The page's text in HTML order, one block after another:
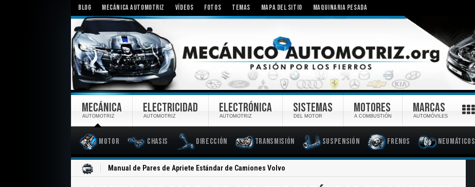
BLOG MECÁNICA AUTOMOTRIZ VÍDEOS FOTOS TEMAS MAPA DEL SITIO MAQUINARIA PESADA
MECÁNICA
AUTOMOTRIZ
Motor Chasis Dirección Transmisión Suspensión Frenos Neumáticos
ELECTRICIDAD
AUTOMOTRIZ
ELECTRÓNICA
AUTOMOTRIZ
SISTEMAS
DEL MOTOR
MOTORES
A COMBUSTIÓN
MARCAS
AUTOMÓVILES
Manual de Pares de Apriete Estándar de Camiones Volvo